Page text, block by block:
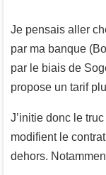
Je pensais aller
par ma banque
par le biais de
propose un tarif
J’initie donc le
modifient le
dehors.